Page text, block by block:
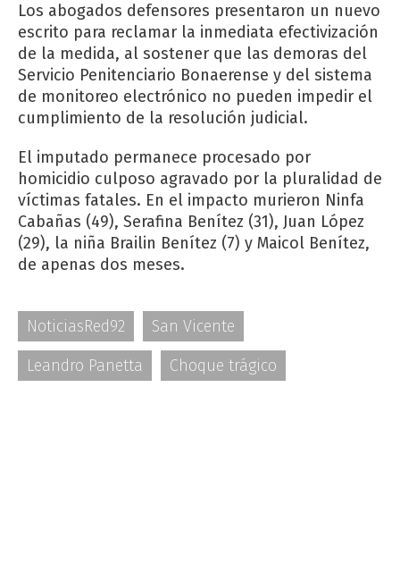
Los abogados defensores presentaron un nuevo
escrito para reclamar la inmediata efectivización
de la medida, al sostener que las demoras del
Servicio Penitenciario Bonaerense y del sistema
de monitoreo electrónico no pueden impedir el
cumplimiento de la resolución judicial.
El imputado permanece procesado por
homicidio culposo agravado por la pluralidad de
víctimas fatales. En el impacto murieron Ninfa
Cabañas (49), Serafina Benítez (31), Juan López
(29), la niña Brailin Benítez (7) y Maicol Benítez,
de apenas dos meses.
NoticiasRed92
San Vicente
Leandro Panetta
Choque trágico